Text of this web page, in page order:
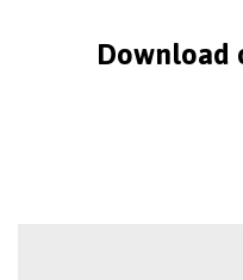
Download